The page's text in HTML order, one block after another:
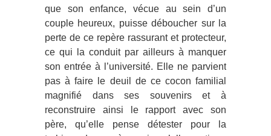
que son enfance, vécue au sein d’un
couple heureux, puisse déboucher sur la
perte de ce repère rassurant et protecteur,
ce qui la conduit par ailleurs à manquer
son entrée à l’université. Elle ne parvient
pas à faire le deuil de ce cocon familial
magnifié dans ses souvenirs et à
reconstruire ainsi le rapport avec son
père, qu’elle pense détester pour la